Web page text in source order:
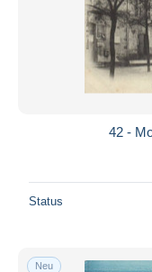
42 -
Status
Neu